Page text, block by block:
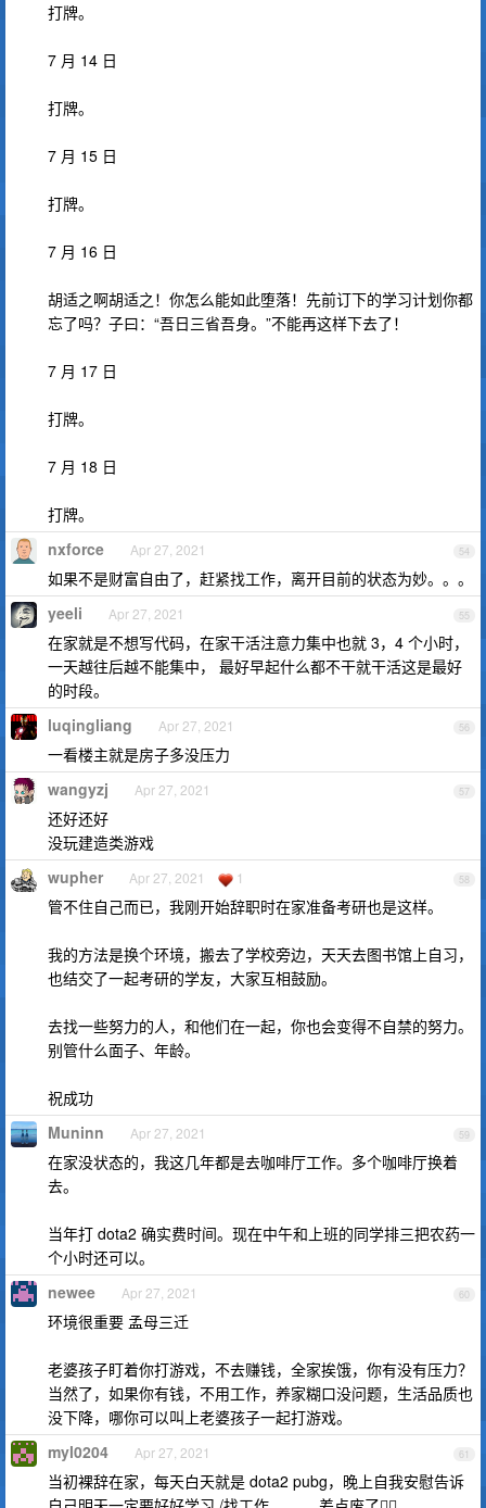
打牌。
7 月 14 日
打牌。
7 月 15 日
打牌。
7 月 16 日
胡适之啊胡适之！你怎么能如此堕落！先前订下的学习计划你都
忘了吗？子曰：“吾日三省吾身。”不能再这样下去了！
7 月 17 日
打牌。
7 月 18 日
打牌。
54
nxforce Apr 27, 2021
如果不是财富自由了，赶紧找工作，离开目前的状态为妙。。。
55
yeeli Apr 27, 2021
在家就是不想写代码，在家干活注意力集中也就 3，4 个小时，
一天越往后越不能集中， 最好早起什么都不干就干活这是最好
的时段。
56
luqingliang Apr 27, 2021
一看楼主就是房子多没压力
57
wangyzj Apr 27, 2021
还好还好
没玩建造类游戏
58
wupher Apr 27, 2021 1
管不住自己而已，我刚开始辞职时在家准备考研也是这样。
我的方法是换个环境，搬去了学校旁边，天天去图书馆上自习，
也结交了一起考研的学友，大家互相鼓励。
去找一些努力的人，和他们在一起，你也会变得不自禁的努力。
别管什么面子、年龄。
祝成功
59
Muninn Apr 27, 2021
在家没状态的，我这几年都是去咖啡厅工作。多个咖啡厅换着
去。
当年打 dota2 确实费时间。现在中午和上班的同学排三把农药一
个小时还可以。
60
newee Apr 27, 2021
环境很重要 孟母三迁
老婆孩子盯着你打游戏，不去赚钱，全家挨饿，你有没有压力？
当然了，如果你有钱，不用工作，养家糊口没问题，生活品质也
没下降，哪你可以叫上老婆孩子一起打游戏。
61
myl0204 Apr 27, 2021
当初裸辞在家，每天白天就是 dota2 pubg，晚上自我安慰告诉